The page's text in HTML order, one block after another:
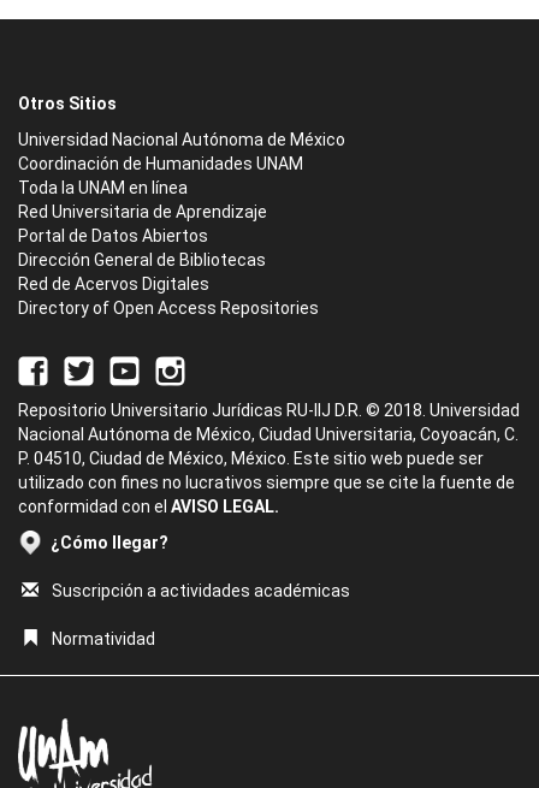
Otros Sitios
Universidad Nacional Autónoma de México
Coordinación de Humanidades UNAM
Toda la UNAM en línea
Red Universitaria de Aprendizaje
Portal de Datos Abiertos
Dirección General de Bibliotecas
Red de Acervos Digitales
Directory of Open Access Repositories
Repositorio Universitario Jurídicas RU-IIJ D.R. © 2018. Universidad
Nacional Autónoma de México, Ciudad Universitaria, Coyoacán, C.
P. 04510, Ciudad de México, México. Este sitio web puede ser
utilizado con fines no lucrativos siempre que se cite la fuente de
conformidad con el AVISO LEGAL.
¿Cómo llegar?
Suscripción a actividades académicas
Normatividad